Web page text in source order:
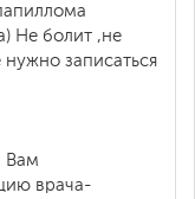
Не болит ,не
записаться
Вам
врача-